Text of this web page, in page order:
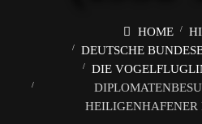
HOME
DEUTSCHE
DIE
HEILIGENHAFENER